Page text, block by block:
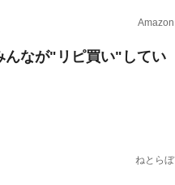
Amazon
んなが"リピ買い"してい
ねとらぼ